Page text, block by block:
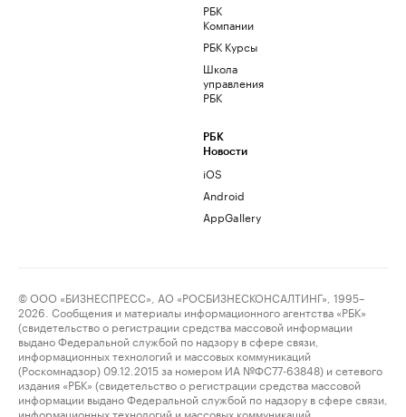
РБК
Компании
РБК Курсы
Школа
управления
РБК
РБК
Новости
iOS
Android
AppGallery
© ООО «БИЗНЕСПРЕСС», АО «РОСБИЗНЕСКОНСАЛТИНГ», 1995–
2026. Сообщения и материалы информационного агентства «РБК»
(свидетельство о регистрации средства массовой информации
выдано Федеральной службой по надзору в сфере связи,
информационных технологий и массовых коммуникаций
(Роскомнадзор) 09.12.2015 за номером ИА №ФС77-63848) и сетевого
издания «РБК» (свидетельство о регистрации средства массовой
информации выдано Федеральной службой по надзору в сфере связи,
информационных технологий и массовых коммуникаций